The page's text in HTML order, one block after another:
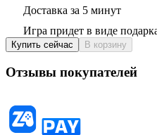
Доставка за 5 минут
Игра придет в виде
Купить сейчас В корзину
Отзывы покупателей